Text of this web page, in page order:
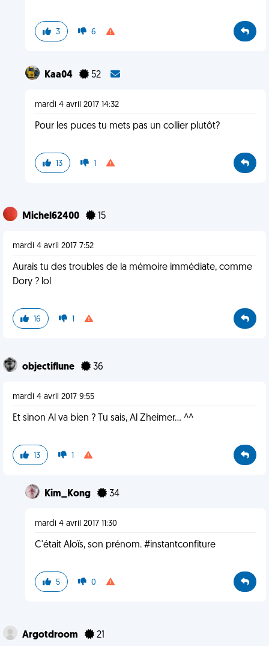
3 6
Kaa04 52
mardi 4 avril 2017 14:32
Pour les puces tu mets pas un collier plutôt?
13 1
Michel62400 15
mardi 4 avril 2017 7:52
Aurais tu des troubles de la mémoire immédiate, comme
Dory ? lol
16 1
objectiflune 36
mardi 4 avril 2017 9:55
Et sinon Al va bien ? Tu sais, Al Zheimer... ^^
13 1
Kim_Kong 34
mardi 4 avril 2017 11:30
C'était Aloïs, son prénom. #instantconfiture
5 0
Argotdroom 21